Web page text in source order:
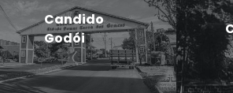
Candido
Godói